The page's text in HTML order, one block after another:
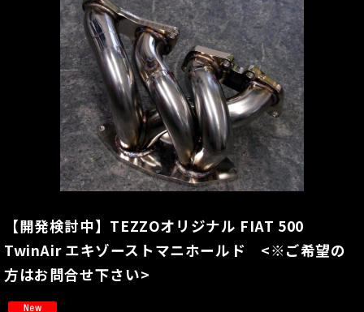
【開発検討中】TEZZOオリジナル FIAT 500
TwinAir エキゾーストマニホールド <※ご希望の
方はお問合せ下さい>